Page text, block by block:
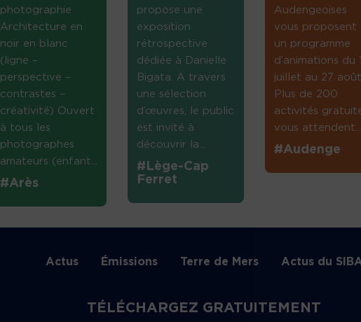
photographie
Architecture en
noir en blanc
(ligne –
perspective –
contrastes –
créativité) Ouvert
à tous les
photographes
amateurs (enfant...
#Arès
propose une
exposition
rétrospective
dédiée à Danielle
Bigata. A travers
une sélection
d’œuvres, le public
est invité à
découvrir la...
#Lège-Cap
Ferret
Audengeoises
vous proposent
un programme
d’animations du
juillet au 27
Plus de 200
activités
vous
#Audenge
Actus Émissions Terre de Mers Actus du
TÉLÉCHARGEZ GRATUITEMENT